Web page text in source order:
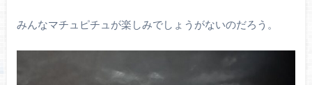
みんなマチュピチュが楽しみでしょうがないのだろう。